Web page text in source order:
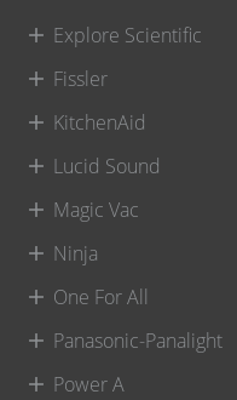
Explore Scientific
Fissler
KitchenAid
Lucid Sound
Magic Vac
Ninja
One For All
Panasonic-Panalight
Power A